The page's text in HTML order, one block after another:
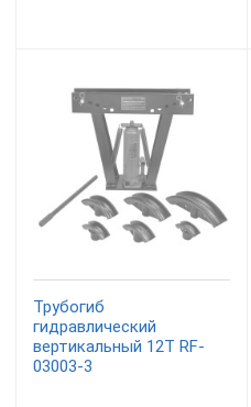
Трубогиб
гидравлический
вертикальный 12Т RF-
03003-3